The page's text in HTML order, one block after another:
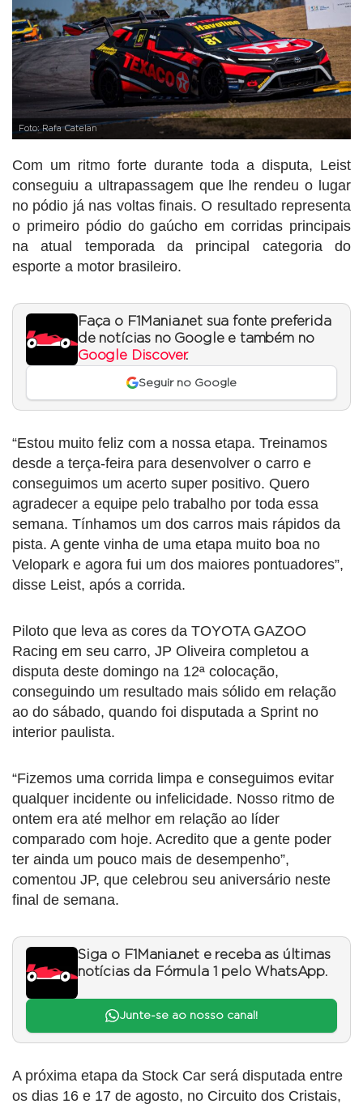
Foto: Rafa Catelan
Com um ritmo forte durante toda a disputa, Leist
conseguiu a ultrapassagem que lhe rendeu o lugar
no pódio já nas voltas finais. O resultado representa
o primeiro pódio do gaúcho em corridas principais
na atual temporada da principal categoria do
esporte a motor brasileiro.
Faça o F1Mania.net sua fonte preferida
de notícias no Google e também no
Google Discover.
Seguir no Google
“Estou muito feliz com a nossa etapa. Treinamos
desde a terça-feira para desenvolver o carro e
conseguimos um acerto super positivo. Quero
agradecer a equipe pelo trabalho por toda essa
semana. Tínhamos um dos carros mais rápidos da
pista. A gente vinha de uma etapa muito boa no
Velopark e agora fui um dos maiores pontuadores”,
disse Leist, após a corrida.
Piloto que leva as cores da TOYOTA GAZOO
Racing em seu carro, JP Oliveira completou a
disputa deste domingo na 12ª colocação,
conseguindo um resultado mais sólido em relação
ao do sábado, quando foi disputada a Sprint no
interior paulista.
“Fizemos uma corrida limpa e conseguimos evitar
qualquer incidente ou infelicidade. Nosso ritmo de
ontem era até melhor em relação ao líder
comparado com hoje. Acredito que a gente poder
ter ainda um pouco mais de desempenho”,
comentou JP, que celebrou seu aniversário neste
final de semana.
Siga o F1Mania.net e receba as últimas
notícias da Fórmula 1 pelo WhatsApp.
Junte-se ao nosso canal!
A próxima etapa da Stock Car será disputada entre
os dias 16 e 17 de agosto, no Circuito dos Cristais,